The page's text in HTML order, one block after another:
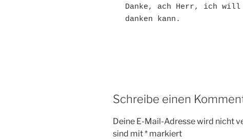
Danke, ach Herr, ich
danken kann.
Schreibe einen
Deine E-Mail-Adresse wird nicht
sind mit* markiert